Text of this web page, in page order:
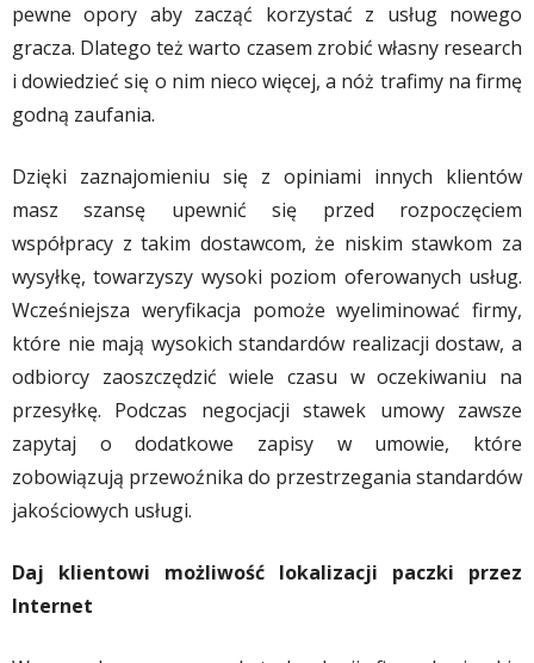
pewne opory aby zacząć korzystać z usług nowego
gracza. Dlatego też warto czasem zrobić własny research
i dowiedzieć się o nim nieco więcej, a nóż trafimy na firmę
godną zaufania.
Dzięki zaznajomieniu się z opiniami innych klientów
masz szansę upewnić się przed rozpoczęciem
współpracy z takim dostawcom, że niskim stawkom za
wysyłkę, towarzyszy wysoki poziom oferowanych usług.
Wcześniejsza weryfikacja pomoże wyeliminować firmy,
które nie mają wysokich standardów realizacji dostaw, a
odbiorcy zaoszczędzić wiele czasu w oczekiwaniu na
przesyłkę. Podczas negocjacji stawek umowy zawsze
zapytaj o dodatkowe zapisy w umowie, które
zobowiązują przewoźnika do przestrzegania standardów
jakościowych usługi.
Daj klientowi możliwość lokalizacji paczki przez
Internet